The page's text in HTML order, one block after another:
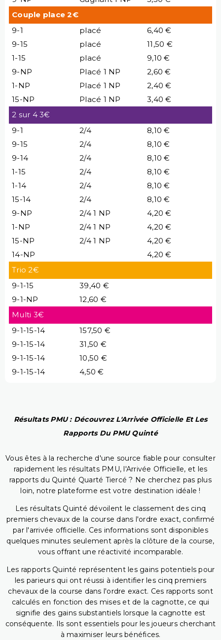
Couple place 2€
9-1
placé
6,40 €
9-15
placé
11,50 €
1-15
placé
9,10 €
9-NP
Placé 1 NP
2,60 €
1-NP
Placé 1 NP
2,40 €
15-NP
Placé 1 NP
3,40 €
2 sur 4 3€
9-1
2/4
8,10 €
9-15
2/4
8,10 €
9-14
2/4
8,10 €
1-15
2/4
8,10 €
1-14
2/4
8,10 €
15-14
2/4
8,10 €
9-NP
2/4 1 NP
4,20 €
1-NP
2/4 1 NP
4,20 €
15-NP
2/4 1 NP
4,20 €
14-NP
4,20 €
Trio 2€
9-1-15
39,40 €
9-1-NP
12,60 €
Multi 3€
9-1-15-14
157,50 €
9-1-15-14
31,50 €
9-1-15-14
10,50 €
9-1-15-14
4,50 €
Résultats PMU : Découvrez L'Arrivée Officielle Et Les
Rapports Du PMU Quinté
Vous êtes à la recherche d'une source fiable pour consulter
rapidement les résultats PMU, l'Arrivée Officielle, et les
rapports du Quinté Quarté Tiercé ? Ne cherchez pas plus
loin, notre plateforme est votre destination idéale !
Les résultats Quinté dévoilent le classement des cinq
premiers chevaux de la course dans l'ordre exact, confirmé
par l'arrivée officielle. Ces informations sont disponibles
quelques minutes seulement après la clôture de la course,
vous offrant une réactivité incomparable.
Les rapports Quinté représentent les gains potentiels pour
les parieurs qui ont réussi à identifier les cinq premiers
chevaux de la course dans l'ordre exact. Ces rapports sont
calculés en fonction des mises et de la cagnotte, ce qui
signifie des gains substantiels lorsque la cagnotte est
conséquente. Ils sont essentiels pour les joueurs cherchant
à maximiser leurs bénéfices.